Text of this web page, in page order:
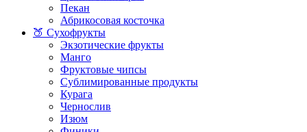
Пекан
Абрикосовая косточка
🍑 Сухофрукты
Экзотические фрукты
Манго
Фруктовые чипсы
Сублимированные продукты
Курага
Чернослив
Изюм